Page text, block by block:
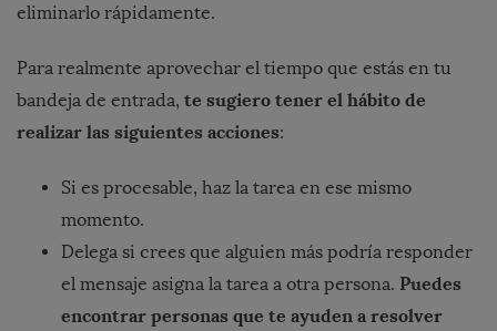
eliminarlo rápidamente.
Para realmente aprovechar el tiempo que estás en tu
bandeja de entrada, te sugiero tener el hábito de
realizar las siguientes acciones:
Si es procesable, haz la tarea en ese mismo
momento.
Delega si crees que alguien más podría responder
el mensaje asigna la tarea a otra persona. Puedes
encontrar personas que te ayuden a resolver